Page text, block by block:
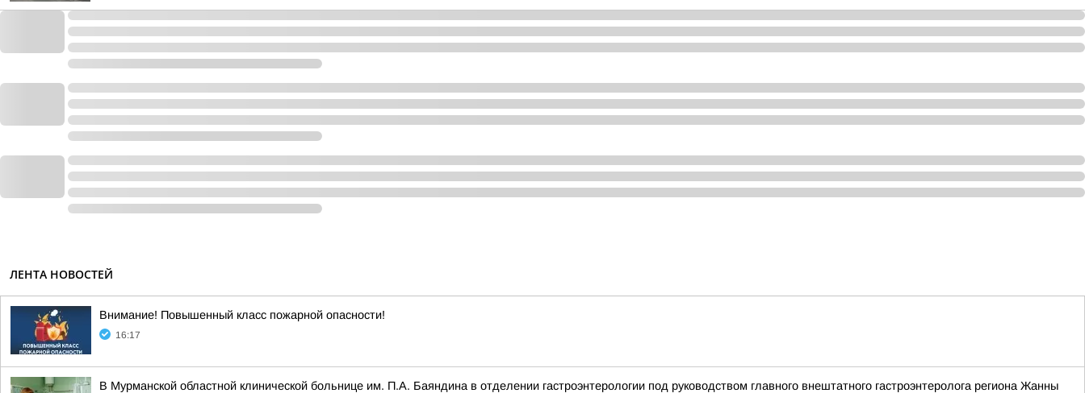
ЛЕНТА НОВОСТЕЙ
Внимание! Повышенный класс пожарной опасности!
16:17
В Мурманской областной клинической больнице им. П.А. Баяндина в отделении гастроэнтерологии под руководством главного внештатного гастроэнтеролога региона Жанны